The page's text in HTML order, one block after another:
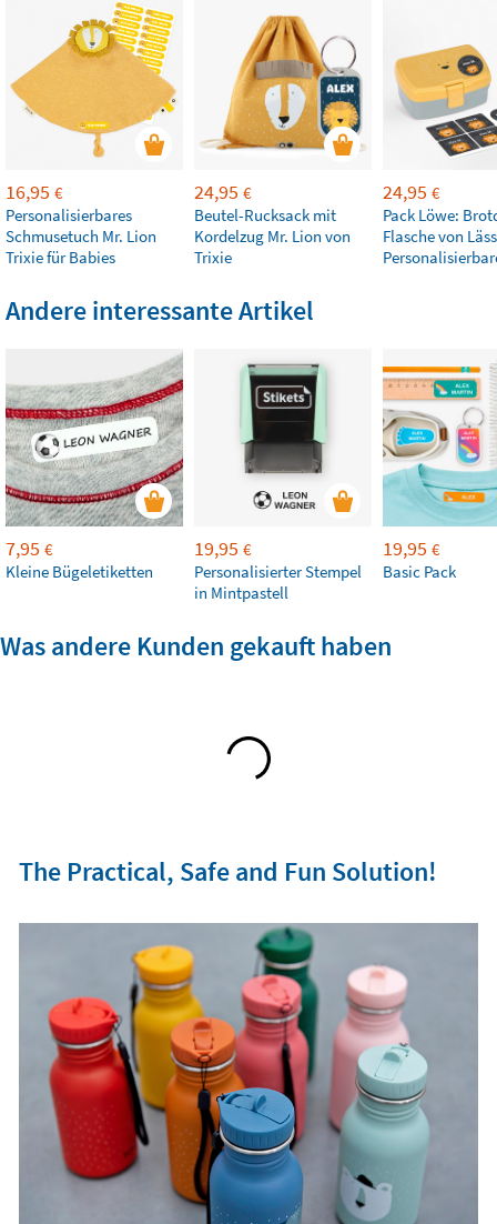
16,95 €
Personalisierbares
Schmusetuch Mr. Lion
Trixie für Babies
24,95 €
Beutel-Rucksack mit
Kordelzug Mr. Lion von
Trixie
24,95 €
Pack Löwe:
Flasche von
Andere interessante Artikel
7,95 €
Kleine Bügeletiketten
19,95 €
Personalisierter Stempel
in Mintpastell
19,95 €
Basic Pack
Was andere Kunden gekauft haben
The Practical, Safe and Fun Solution!